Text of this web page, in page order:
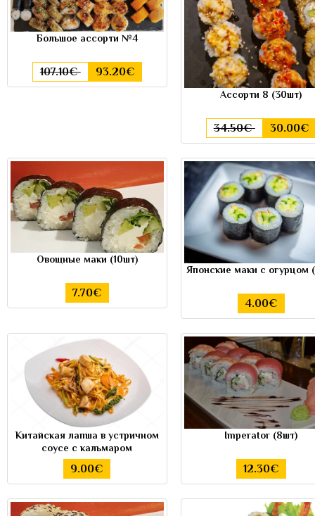
Большое ассорти №4
107.10€ 93.20€
Aссорти 8 (30шт)
34.50€ 30.00€
Овощные маки (10шт)
7.70€
Японские маки с огурцом
4.00€
Китайская лапша в устричном
соусе с кальмаром
9.00€
Imperator (8шт)
12.30€